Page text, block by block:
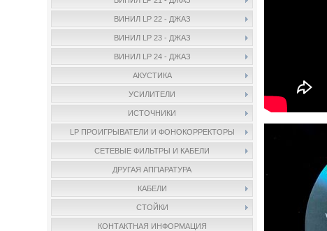
ВИНИЛ LP 22 - ДЖАЗ
ВИНИЛ LP 23 - ДЖАЗ
ВИНИЛ LP 24 - ДЖАЗ
АКУСТИКА
УСИЛИТЕЛИ
ИСТОЧНИКИ
LP ПРОИГРЫВАТЕЛИ И ФОНОКОРРЕКТОРЫ
СЕТЕВЫЕ ФИЛЬТРЫ И КАБЕЛИ
ДРУГАЯ АППАРАТУРА
КАБЕЛИ
СТОЙКИ
КОНТАКТНАЯ ИНФОРМАЦИЯ